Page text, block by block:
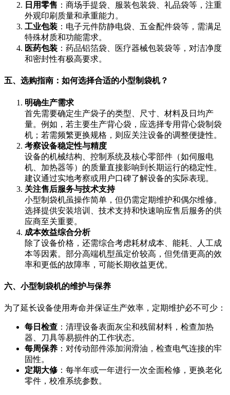
日用零售 ：商场手提袋、服装包装袋、礼品袋等，注重
外观印刷质量和承重能力。
工业包装 ：电子元件防静电袋、五金配件袋等，需满足
特殊材质和功能需求。
医药包装 ：药品铝箔袋、医疗器械包装袋等，对洁净度
和密封性有极高要求。
五、选购指南：如何选择合适的小型制袋机？
明确生产需求
首先需要确定生产袋子的类型、尺寸、材料及日均产
量。例如，若主要生产背心袋，应选择专用背心袋制袋
机；若需频繁更换规格，则应关注设备的调整便捷性。
考察设备稳定性与精度
设备的机械结构、控制系统及核心零部件（如伺服电
机、加热器等）的质量直接影响到长期运行的稳定性。
建议通过实地考察或用户口碑了解设备的实际表现。
关注售后服务与技术支持
小型制袋机虽操作简单，但仍需定期维护和偶尔维修。
选择提供安装培训、技术支持和快速响应售后服务的供
应商至关重要。
成本效益综合分析
除了设备价格，还需综合考虑耗材成本、能耗、人工成
本等因素。部分高端机型虽定价较高，但凭借更高的效
率和更低的故障率，可能长期收益更优。
六、小型制袋机的维护与保养
为了延长设备使用寿命并保证生产效率，定期维护必不可少：
每日检查 ：清理设备表面灰尘和残留材料，检查加热
器、刀具等易损件的工作状态。
每周保养 ：对传动部件添加润滑油，检查电气连接的牢
固性。
定期大修 ：每半年或一年进行一次全面检修，更换老化
零件，校准系统参数。